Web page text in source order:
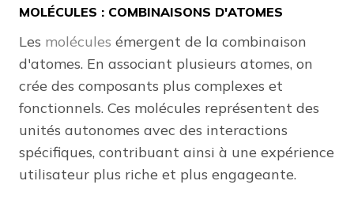
MOLÉCULES : COMBINAISONS D'ATOMES
Les molécules émergent de la combinaison
d'atomes. En associant plusieurs atomes, on
crée des composants plus complexes et
fonctionnels. Ces molécules représentent des
unités autonomes avec des interactions
spécifiques, contribuant ainsi à une expérience
utilisateur plus riche et plus engageante.